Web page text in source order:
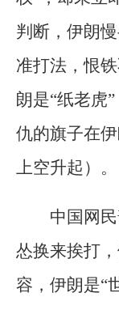
判断，伊朗
准打法，恨
朗是“纸老虎
仇的旗子在
上空升起）。
中国网
怂换来挨打
容，伊朗是“